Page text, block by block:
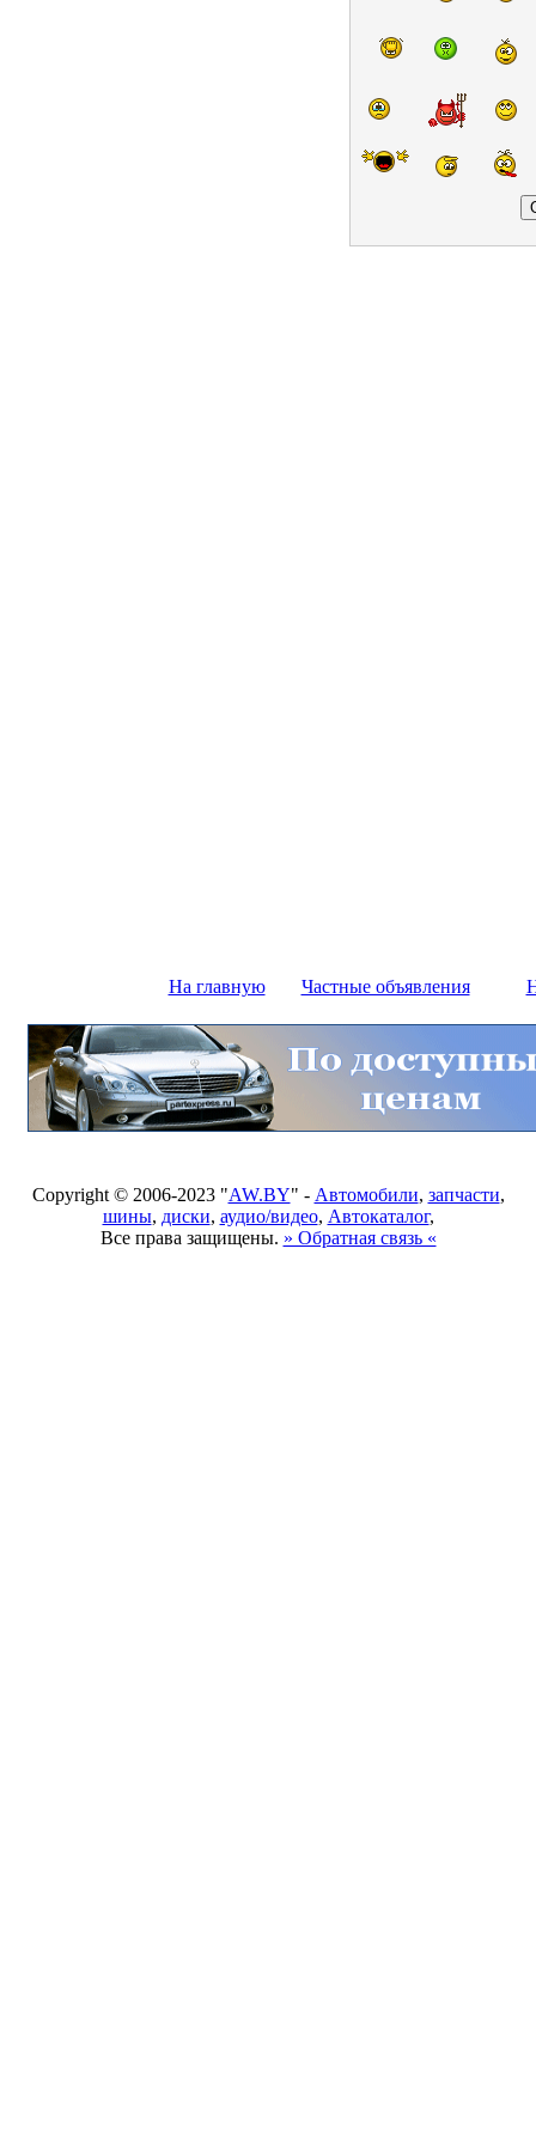
На главную Частные объявления
Copyright © 2006-2023 "AW.BY" - Автомобили, запчасти,
шины, диски, аудио/видео, Автокаталог,
Все права защищены. » Обратная связь «